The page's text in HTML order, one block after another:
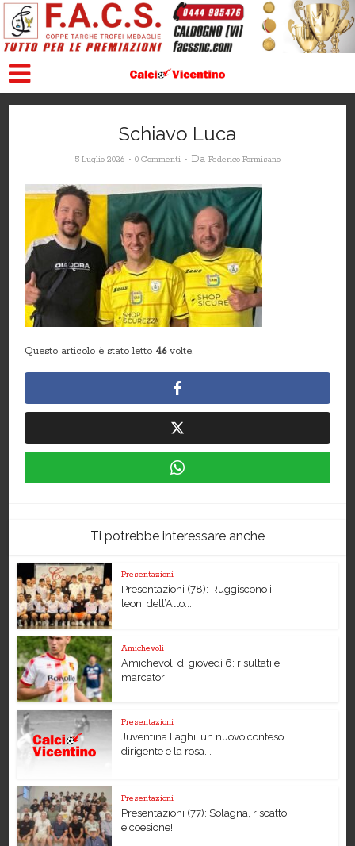
Schiavo Luca
5 Luglio 2026 0 Commenti Da Federico Formisano
Questo articolo è stato letto 46volte.
Ti potrebbe interessare anche
Presentazioni
Presentazioni (78): Ruggiscono i
leoni dell’Alto...
Amichevoli
Amichevoli di giovedì 6: risultati e
marcatori
Presentazioni
Juventina Laghi: un nuovo conteso
dirigente e la rosa...
Presentazioni
Presentazioni (77): Solagna, riscatto
e coesione!